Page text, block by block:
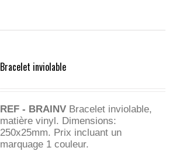
Bracelet inviolable
REF - BRAINVBracelet inviolable,
matière vinyl. Dimensions:
250x25mm. Prix incluant un
marquage 1 couleur.